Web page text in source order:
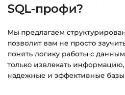
Доступ к курсам: без
времени.
Подробнее об оплате и
справке >>>
SQL-профи?
Мы предлагаем
позволит вам не просто
понять логику работы с
только извлекать
надежные и эффективные